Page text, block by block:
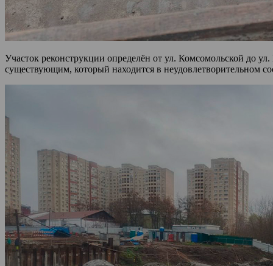
Участок реконструкции определён от ул. Комсомольской до
существующим, который находится в неудовлетворительном